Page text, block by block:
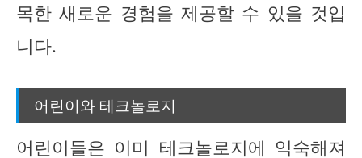
목한 새로운 경험을 제공할 수 있을 것입
니다.
어린이와 테크놀로지
어린이들은 이미 테크놀로지에 익숙해져